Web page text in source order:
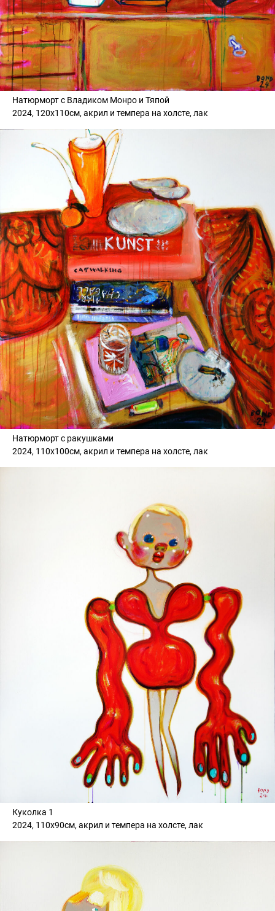
Натюрморт с Владиком Монро и Тяпой
2024, 120х110см, акрил и темпера на холсте, лак
Натюрморт с ракушками
2024, 110х100см, акрил и темпера на холсте, лак
Куколка 1
2024, 110х90см, акрил и темпера на холсте, лак